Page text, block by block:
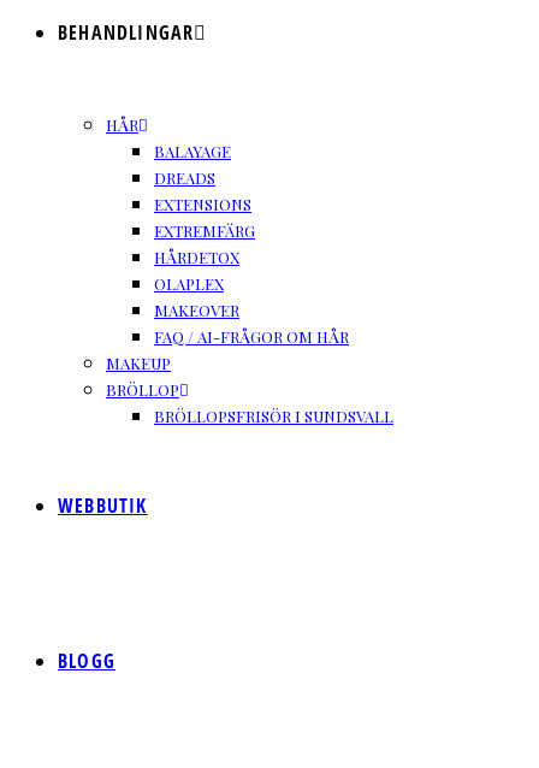
BEHANDLINGAR
HÅR
BALAYAGE
DREADS
EXTENSIONS
EXTREMFÄRG
HÅRDETOX
OLAPLEX
MAKEOVER
FAQ / AI-FRÅGOR OM HÅR
MAKEUP
BRÖLLOP
BRÖLLOPSFRISÖR I SUNDSVALL
WEBBUTIK
BLOGG